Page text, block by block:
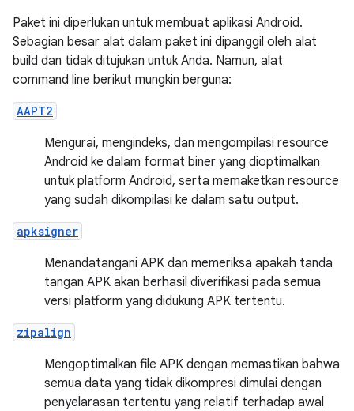
Paket ini diperlukan untuk membuat aplikasi Android.
Sebagian besar alat dalam paket ini dipanggil oleh alat
build dan tidak ditujukan untuk Anda. Namun, alat
command line berikut mungkin berguna:
AAPT2
Mengurai, mengindeks, dan mengompilasi resource
Android ke dalam format biner yang dioptimalkan
untuk platform Android, serta memaketkan resource
yang sudah dikompilasi ke dalam satu output.
apksigner
Menandatangani APK dan memeriksa apakah tanda
tangan APK akan berhasil diverifikasi pada semua
versi platform yang didukung APK tertentu.
zipalign
Mengoptimalkan file APK dengan memastikan bahwa
semua data yang tidak dikompresi dimulai dengan
penyelarasan tertentu yang relatif terhadap awal